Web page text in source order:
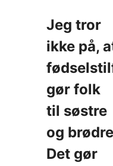
Jeg tror
ikke på,
gør folk
til søstre
og
Det gør